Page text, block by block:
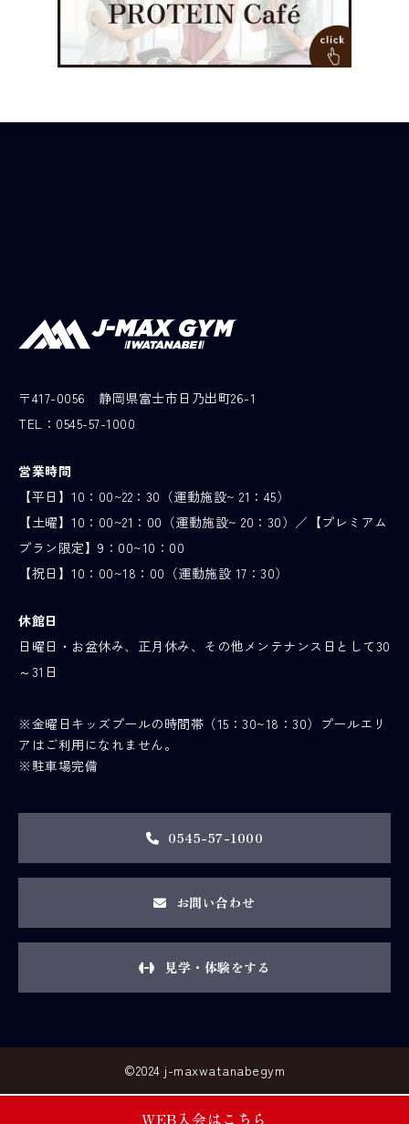
WEB入会はこちら
〒417-0056 静岡県富士市日乃出町26-1
TEL： 0545-57-1000
営業時間
【平日】10：00~22：30（運動施設~ 21：45）
【土曜】10：00~21：00（運動施設~ 20：30）／【プレミアム
プラン限定】9：00~10：00
【祝日】10：00~18：00（運動施設 17：30）
休館日
日曜日・お盆休み、正月休み、その他メンテナンス日として30
～31日
※金曜日キッズプールの時間帯（15：30~18：30）プールエリ
アはご利用になれません。
※駐車場完備
0545-57-1000
お問い合わせ
見学・体験をする
©2024 j-maxwatanabegym